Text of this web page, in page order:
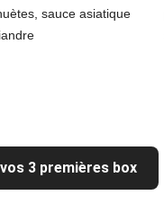
sauce asiatique
3 premières box